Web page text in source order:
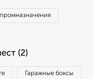
(2)
Гаражные боксы